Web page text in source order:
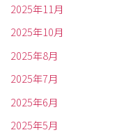
2025年11月
2025年10月
2025年8月
2025年7月
2025年6月
2025年5月